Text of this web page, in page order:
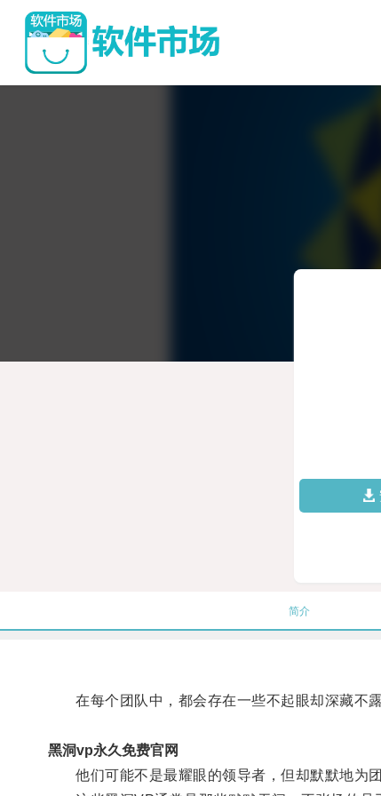
简介
在每个团队中，都会存在一些不起眼却深藏不露
黑洞vp永久免费官网
他们可能不是最耀眼的领导者，但却默默地为团